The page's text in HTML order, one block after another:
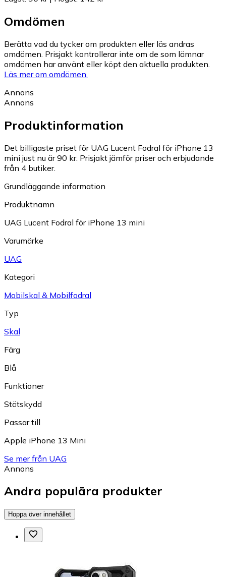
Omdömen
Berätta vad du tycker om produkten eller läs andras
omdömen. Prisjakt kontrollerar inte om de som lämnar
omdömen har använt eller köpt den aktuella produkten.
Läs mer om omdömen.
Annons
Annons
Produktinformation
Det billigaste priset för UAG Lucent Fodral för iPhone 13
mini just nu är 90 kr. Prisjakt jämför priser och erbjudande
från 4 butiker.
Grundläggande information
Produktnamn
UAG Lucent Fodral för iPhone 13 mini
Varumärke
UAG
Kategori
Mobilskal & Mobilfodral
Typ
Skal
Färg
Blå
Funktioner
Stötskydd
Passar till
Apple iPhone 13 Mini
Se mer från UAG
Annons
Andra populära produkter
Hoppa över innehållet